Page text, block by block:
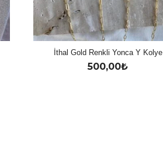
İthal Gold Renkli Yonca Y Kolye
500,00₺